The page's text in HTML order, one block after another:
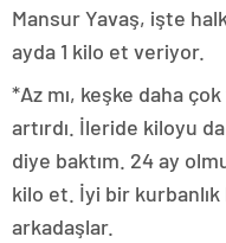
Mansur Yavaş, işte
ayda 1 kilo et veriyor.
*Az mı, keşke daha
artırdı. İleride kiloyu
diye baktım. 24 ay
kilo et. İyi bir kurbanlık
arkadaşlar.